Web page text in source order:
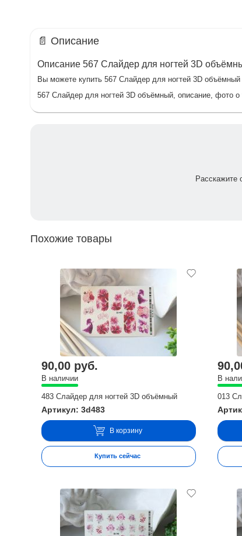
📄 Описание
Описание 567 Слайдер для ногтей 3D
Вы можете купить 567 Слайдер для ногтей 3D объёмный
567 Слайдер для ногтей 3D объёмный, описание, фото о
Расскажите
Похожие товары
90,00 руб.
В наличии
483 Слайдер для ногтей 3D объёмный
Артикул: 3d483
В корзину
Купить сейчас
В
013